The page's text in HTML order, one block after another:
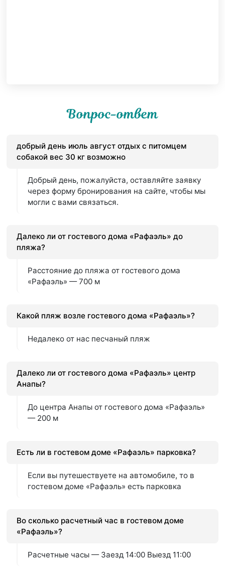
Вопрос-ответ
добрый день июль август отдых с питомцем
собакой вес 30 кг возможно
Добрый день, пожалуйста, оставляйте заявку
через форму бронирования на сайте, чтобы мы
могли с вами связаться.
Далеко ли от гостевого дома «Рафаэль» до
пляжа?
Расстояние до пляжа от гостевого дома
«Рафаэль» — 700 м
Какой пляж возле гостевого дома «Рафаэль»?
Недалеко от нас песчаный пляж
Далеко ли от гостевого дома «Рафаэль» центр
Анапы?
До центра Анапы от гостевого дома «Рафаэль»
— 200 м
Есть ли в гостевом доме «Рафаэль» парковка?
Если вы путешествуете на автомобиле, то в
гостевом доме «Рафаэль» есть парковка
Во сколько расчетный час в гостевом доме
«Рафаэль»?
Расчетные часы — Заезд 14:00 Выезд 11:00